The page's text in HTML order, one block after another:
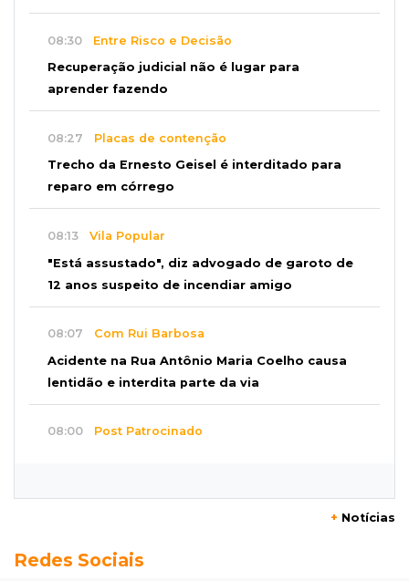
08:30 Entre Risco e Decisão
Recuperação judicial não é lugar para
aprender fazendo
08:27 Placas de contenção
Trecho da Ernesto Geisel é interditado para
reparo em córrego
08:13 Vila Popular
"Está assustado", diz advogado de garoto de
12 anos suspeito de incendiar amigo
08:07 Com Rui Barbosa
Acidente na Rua Antônio Maria Coelho causa
lentidão e interdita parte da via
08:00 Post Patrocinado
Do 1º prêmio às dívidas, jogadores relatam
+ Notícias
Redes Sociais